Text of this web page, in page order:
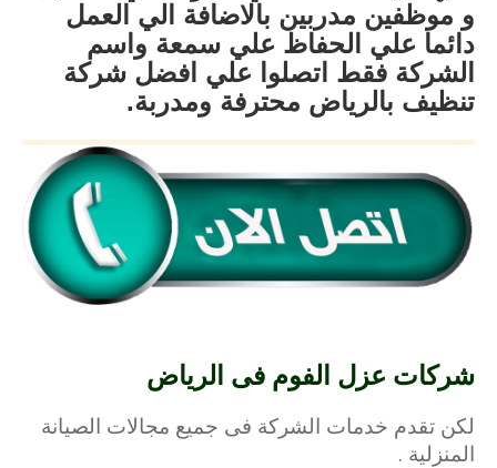
و موظفين مدربين بالاضافة الي العمل
دائما علي الحفاظ علي سمعة واسم
الشركة فقط اتصلوا علي افضل شركة
تنظيف بالرياض محترفة ومدربة.
شركات عزل الفوم فى الرياض
لكن تقدم خدمات الشركة فى جميع مجالات الصيانة
المنزلية .